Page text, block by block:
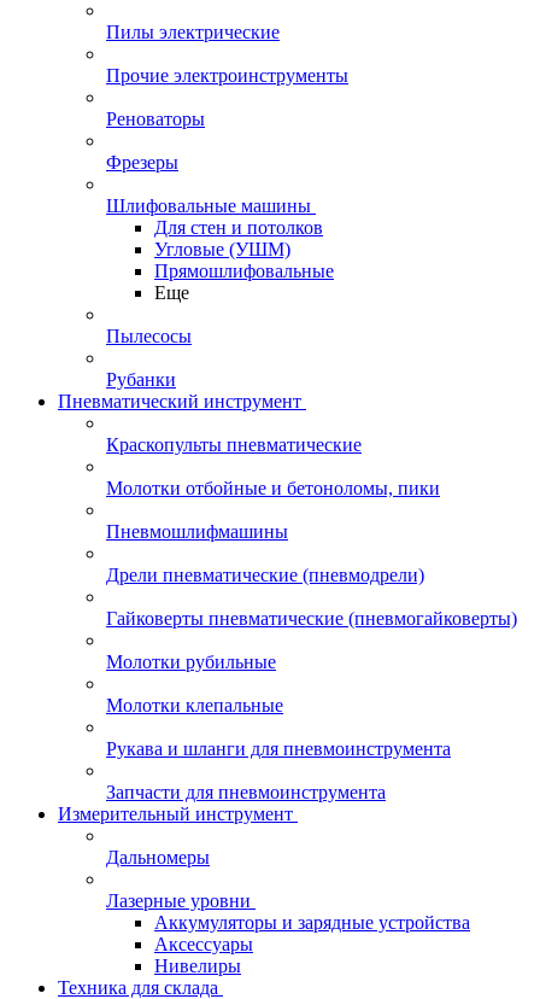
Пилы электрические
Прочие электроинструменты
Реноваторы
Фрезеры
Шлифовальные машины
Для стен и потолков
Угловые (УШМ)
Прямошлифовальные
Еще
Пылесосы
Рубанки
Пневматический инструмент
Краскопульты пневматические
Молотки отбойные и бетоноломы, пики
Пневмошлифмашины
Дрели пневматические (пневмодрели)
Гайковерты пневматические (пневмогайковерты)
Молотки рубильные
Молотки клепальные
Рукава и шланги для пневмоинструмента
Запчасти для пневмоинструмента
Измерительный инструмент
Дальномеры
Лазерные уровни
Аккумуляторы и зарядные устройства
Аксессуары
Нивелиры
Техника для склада